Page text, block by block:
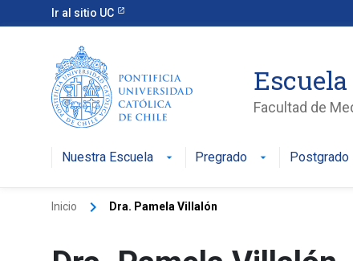
Ir al sitio UC
Facultad de
Nuestra Escuela Pregrado Postgrado
Inicio keyboard_arrow_right Dra. Pamela Villalón